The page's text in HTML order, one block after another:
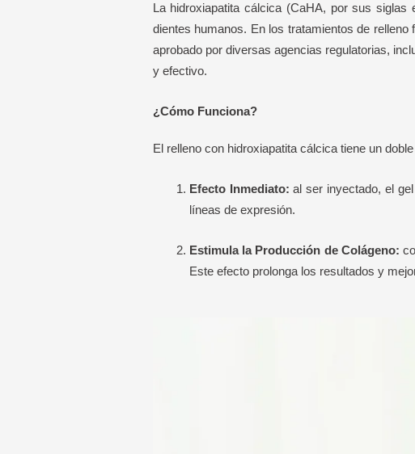
La hidroxiapatita cálcica (CaHA, por sus
dientes humanos. En los tratamientos de
aprobado por diversas agencias regulatorias,
y efectivo.
¿Cómo Funciona?
El relleno con hidroxiapatita cálcica tiene un
Efecto Inmediato: al ser inyectado, el
líneas de expresión.
Estimula la Producción de Colágeno:
Este efecto prolonga los resultados y